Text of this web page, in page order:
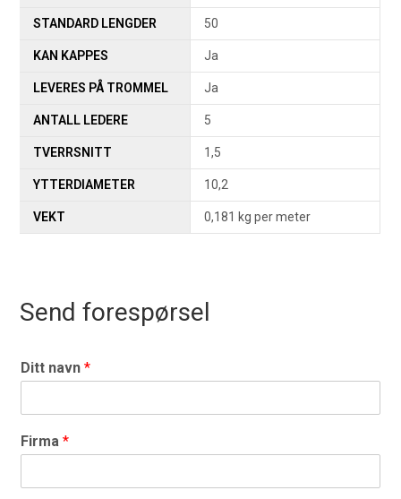
STANDARD LENGDER 50
KAN KAPPES Ja
LEVERES PÅ TROMMEL Ja
ANTALL LEDERE 5
TVERRSNITT 1,5
YTTERDIAMETER 10,2
VEKT 0,181 kg per meter
Send forespørsel
Ditt navn*
Firma*